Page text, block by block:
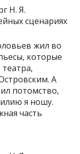
жил во
которые
А
потомство,
я ношу.
часть